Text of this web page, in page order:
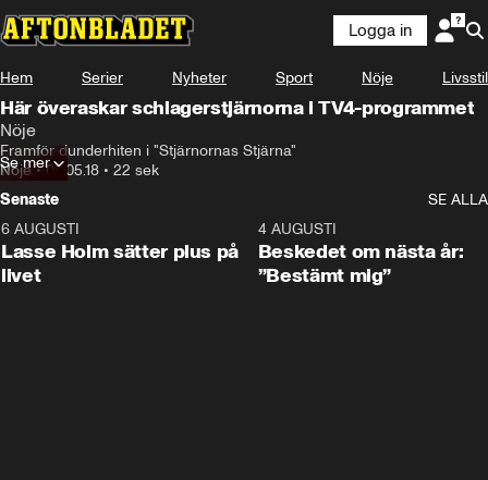
Logga in
Hem Serier Nyheter Sport Nöje Livsstil
Här överaskar schlagerstjärnorna i TV4-programmet
Nöje
Framför dunderhiten i "Stjärnornas Stjärna"
Nöje•05.05.18 • 22 sek
Se mer
Senaste
SE ALLA
6 AUGUSTI
Lasse Holm sätter plus på
livet
4 AUGUSTI
Beskedet om nästa år:
”Bestämt mig”